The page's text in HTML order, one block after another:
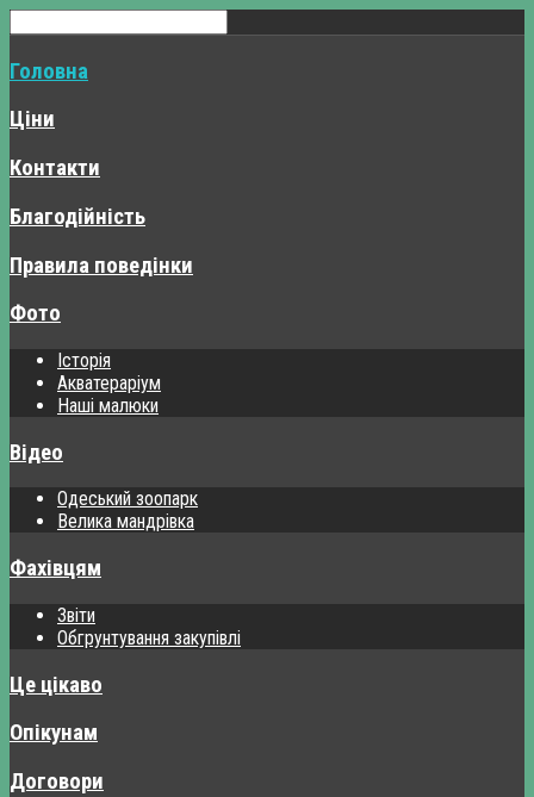
Головна
Ціни
Контакти
Благодійність
Правила поведінки
Фото
Історія
Акватераріум
Наші малюки
Відео
Одеський зоопарк
Велика мандрівка
Фахівцям
Звіти
Обгрунтування закупівлі
Це цікаво
Опікунам
Договори